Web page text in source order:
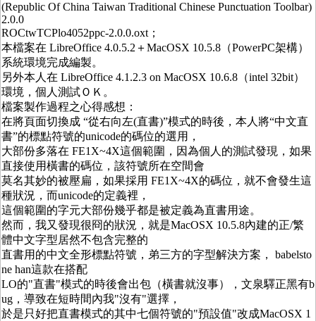
(Republic Of China Taiwan Traditional Chinese Punctuation Toolbar)
2.0.0
ROCtwTCPlo4052ppc-2.0.0.oxt；
本檔案在 LibreOffice 4.0.5.2＋MacOSX 10.5.8（PowerPC架構）
系統環境完成編製。
另外本人在 LibreOffice 4.1.2.3 on MacOSX 10.6.8（intel 32bit）
環境，個人測試ＯＫ。
檔案製作過程之心得感想：
在將頁面切換成 “從右向左(直書)”模式的時後，本人將“中文直
書”的標點符號的unicode的碼位的選用，
大部份多落在 FE1X~4X這個範圍，因為個人的測試發現，如果
直接使用橫書的碼位，該符號所在空間會
莫名其妙的被壓扁，如果採用 FE1X~4X的碼位，就不會發生這
種狀況，而unicode的定義裡，
這個範圍的字元大部份幾乎都是被定義為直書用途。
然而，我又發現很冏的狀況，就是MacOSX 10.5.8內建的正/繁
體中文字型居然不包含完整的
直書用的中文全形標點符號，弟三方的字型解決方案， babelsto
ne han這款在搭配
LO的"直書"模式的時後會出包（橫書就沒事），文泉驛正黑有b
ug，導致在短時間內我"沒有"選擇，
於是只好把直書模式的其中七個符號的"預設值"改成MacOSX 1